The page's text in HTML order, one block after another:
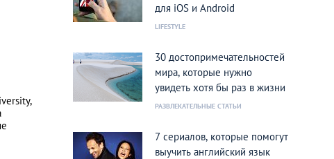
для iOS и Android
LIFESTYLE
30 достопримечательностей
мира, которые нужно
увидеть хотя бы раз в жизни
РАЗВЛЕКАТЕЛЬНЫЕ СТАТЬИ
7 сериалов, которые помогут
выучить английский язык